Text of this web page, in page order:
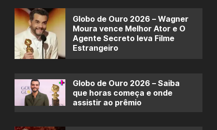
Globo de Ouro 2026 – Wagner
Moura vence Melhor Ator e O
Agente Secreto leva Filme
Estrangeiro
Globo de Ouro 2026 – Saiba
que horas começa e onde
assistir ao prêmio